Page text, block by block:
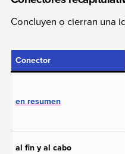
Concluyen o cierran una
Conector
en resumen
al fin y al cabo